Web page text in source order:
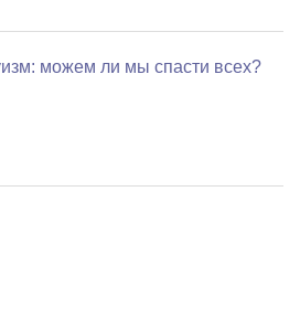
можем ли мы спасти всех?